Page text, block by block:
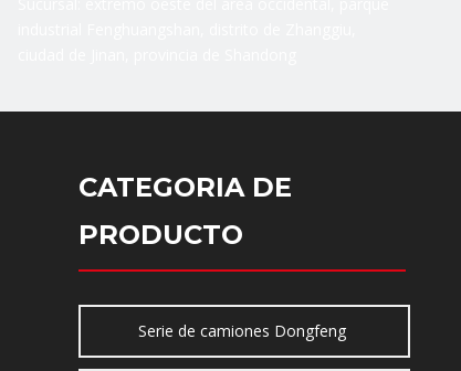
CATEGORIA DE
PRODUCTO
Serie de camiones Dongfeng